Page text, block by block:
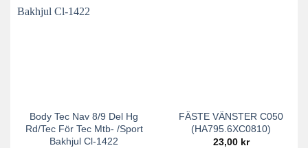
Body Tec Nav 8/9 Del Hg
Rd/Tec För Tec Mtb- /Sport
Bakhjul Cl-1422
FÄSTE VÄNSTER C050
(HA795.6XC0810)
23,00 kr